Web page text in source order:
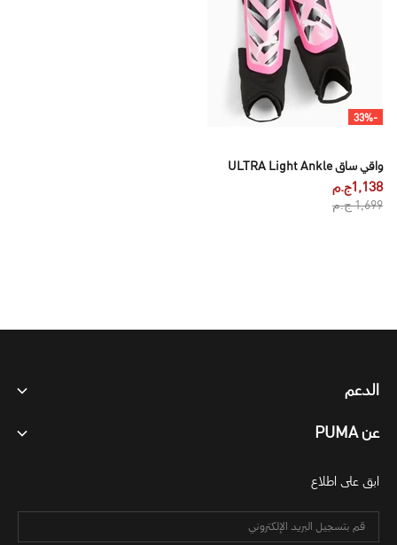
-33%
واقي ساق ULTRA Light Ankle
1,699 ج.م
1,138ج.م
الدعم
عن PUMA
ابق على اطلاع